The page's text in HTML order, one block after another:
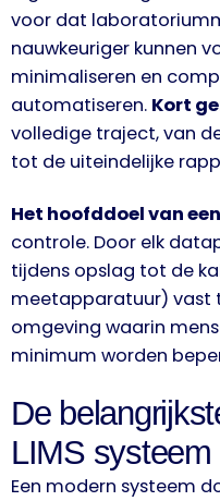
voor dat
nauwkeuriger kunnen
minimaliseren en
automatiseren. Kort
volledige traject, van
tot de uiteindelijke
Het hoofddoel van
controle. Door elk
tijdens opslag tot de
meetapparatuur) vast
omgeving waarin
minimum worden
De
LIMS systeem
Een modern systeem